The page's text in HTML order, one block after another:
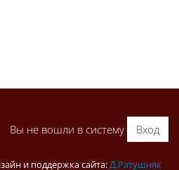
Вы не вошли в систему Вход
и поддержка сайта:Д.Ратушняк